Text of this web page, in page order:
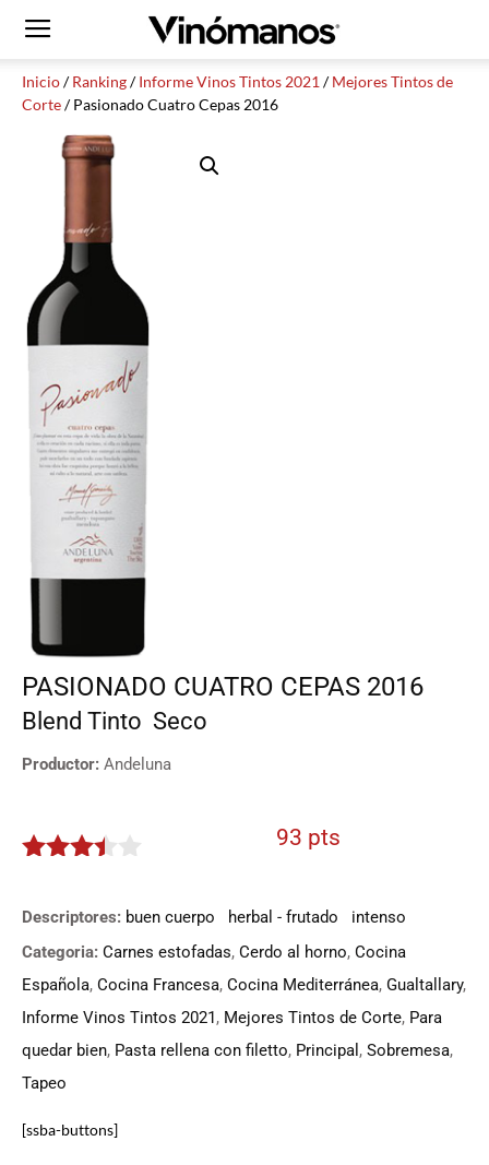
Inicio/Ranking/Informe Vinos Tintos 2021 /Mejores Tintos de
Corte/ Pasionado Cuatro Cepas 2016
PASIONADO CUATRO CEPAS 2016
Blend Tinto Seco
Productor: Andeluna
93 pts
Descriptores: buen cuerpo herbal - frutado
intenso
Categoria: Carnes estofadas, Cerdo al horno, Cocina
Española, Cocina Francesa, Cocina Mediterránea, Gualtallary,
Informe Vinos Tintos 2021 , Mejores Tintos de Corte, Para
quedar bien, Pasta rellena con filetto, Principal , Sobremesa,
Tapeo
[ssba-buttons]